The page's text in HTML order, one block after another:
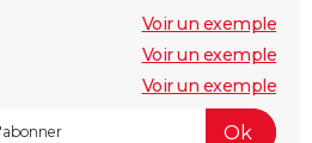
Voir un exemple
Voir un exemple
Voir un exemple